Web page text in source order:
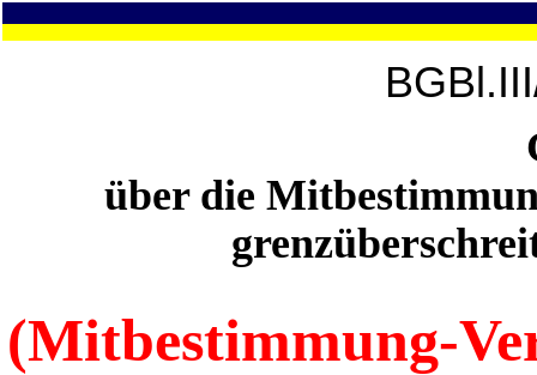
über die
(Mitbestimmung-